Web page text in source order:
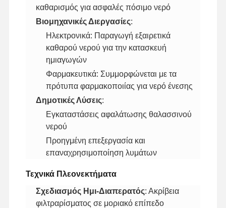
Σπίτι Προϊόντα
Εμάς
καθαρισμός για ασφαλές πόσιμο νερό
​Βιομηχανικές Διεργασίες​​:
Ηλεκτρονικά: Παραγωγή εξαιρετικά
καθαρού νερού για την κατασκευή
ημιαγωγών
Φαρμακευτικά: Συμμορφώνεται με τα
πρότυπα φαρμακοποιίας για νερό ένεσης
​Δημοτικές Λύσεις​​:
Εγκαταστάσεις αφαλάτωσης θαλασσινού
νερού
Προηγμένη επεξεργασία και
επαναχρησιμοποίηση λυμάτων
​Τεχνικά Πλεονεκτήματα​
​Σχεδιασμός Ημι-Διαπερατός​​: Ακρίβεια
φιλτραρίσματος σε μοριακό επίπεδο